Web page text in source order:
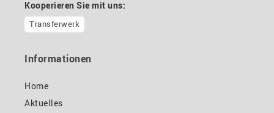
Kooperieren Sie mit uns:
Transferwerk
Informationen
Home
Aktuelles